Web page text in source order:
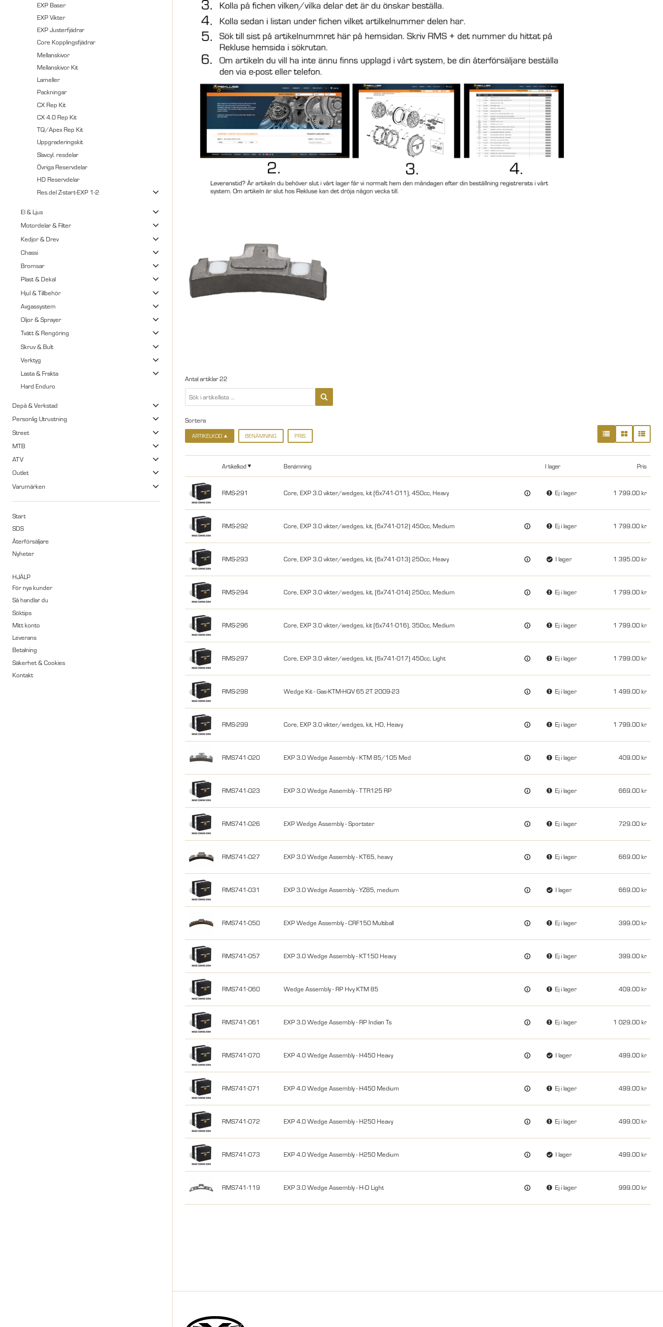
EXP Baser
EXP Vikter
EXP Justerfjädrar
Core Kopplingsfjädrar
Mellanskivor
Mellanskivor Kit
Lameller
Packningar
CX Rep Kit
CX 4.0 Rep Kit
TQ/Apex Rep Kit
Uppgraderingskit
Slavcyl. resdelar
Övriga Reservdelar
HD Reservdelar
Res.del Z-start-EXP 1-2
El & Ljus
Motordelar & Filter
Kedjor & Drev
Chassi
Bromsar
Plast & Dekal
Hjul & Tillbehör
Avgassystem
Oljor & Sprayer
Tvätt & Rengöring
Skruv & Bult
Verktyg
Lasta & Frakta
Hard Enduro
Depå & Verkstad
Personlig Utrustning
Street
MTB
ATV
Outlet
Varumärken
Start
SDS
Återförsäljare
Nyheter
HJÄLP
För nya kunder
Så handlar du
Söktips
Mitt konto
Leverans
Betalning
Säkerhet & Cookies
Kontakt
Antal artiklar22
Sortera
ARTIKELKOD BENÄMNING PRIS
Artikelkod Benämning I lager Pris
RMS-291 Core, EXP 3.0 vikter/wedges, kit (6x741-011), 450cc, Heavy Ej i lager 1 799.00
RMS-292 Core, EXP 3.0 vikter/wedges, kit, (6x741-012) 450cc, Medium Ej i lager 1 799.00
RMS-293 Core, EXP 3.0 vikter/wedges, kit, (6x741-013) 250cc, Heavy I lager 1 395.00
RMS-294 Core, EXP 3.0 vikter/wedges, kit, (6x741-014) 250cc, Medium Ej i lager 1 799.00
RMS-296 Core, EXP 3.0 vikter/wedges, kit (6x741-016), 350cc, Medium Ej i lager 1 799.00
RMS-297 Core, EXP 3.0 vikter/wedges, kit, (6x741-017) 450cc, Light Ej i lager 1 799.00
RMS-298 Wedge Kit - Gas-KTM-HQV 65 2T 2009-23 Ej i lager 1 499.00
RMS-299 Core, EXP 3.0 vikter/wedges, kit, HD, Heavy Ej i lager 1 799.00
RMS741-020 EXP 3.0 Wedge Assembly - KTM 85/105 Med Ej i lager 409.00
RMS741-023 EXP 3.0 Wedge Assembly - TTR125 RP Ej i lager 669.00
RMS741-026 EXP Wedge Assembly - Sportster Ej i lager 729.00
RMS741-027 EXP 3.0 Wedge Assembly - KT65, heavy Ej i lager 669.00
RMS741-031 EXP 3.0 Wedge Assembly - YZ85, medium I lager 669.00
RMS741-050 EXP Wedge Assembly - CRF150 Multiball Ej i lager 399.00
RMS741-057 EXP 3.0 Wedge Assembly - KT150 Heavy Ej i lager 399.00
RMS741-060 Wedge Assembly - RP Hvy KTM 85 Ej i lager 409.00
RMS741-061 EXP 3.0 Wedge Assembly - RP Indian Ts Ej i lager 1 029.00
RMS741-070 EXP 4.0 Wedge Assembly - H450 Heavy I lager 499.00
RMS741-071 EXP 4.0 Wedge Assembly - H450 Medium Ej i lager 499.00
RMS741-072 EXP 4.0 Wedge Assembly - H250 Heavy Ej i lager 499.00
RMS741-073 EXP 4.0 Wedge Assembly - H250 Medium I lager 499.00
RMS741-119 EXP 3.0 Wedge Assembly - H-D Light Ej i lager 999.00